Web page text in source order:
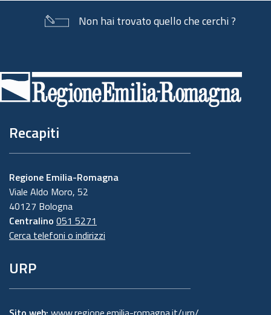
Non hai trovato quello che cerchi ?
di
pagina
Recapiti
Regione Emilia-Romagna
Viale Aldo Moro, 52
40127 Bologna
Centralino 051 5271
Cerca telefoni o indirizzi
URP